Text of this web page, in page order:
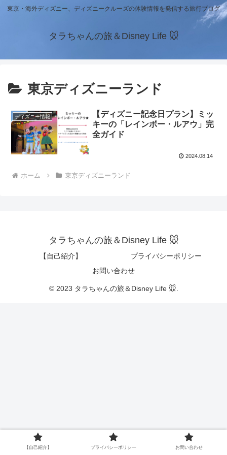
東京・海外ディズニー、ディズニークルーズの体験情報を発信する旅行ブログ
タラちゃんの旅＆Disney Life 🐭
東京ディズニーランド
ディズニー情報
【ディズニー記念日プラン】ミッ
キーの「レインボー・ルアウ」完
全ガイド
2024.08.14
ホーム 東京ディズニーランド
タラちゃんの旅＆Disney Life 🐭
【自己紹介】
プライバシーポリシー
お問い合わせ
© 2023 タラちゃんの旅＆Disney Life 🐭.
【自己紹介】 プライバシーポリシー お問い合わせ